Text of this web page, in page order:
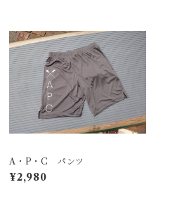
A・P・C パンツ
¥2,980